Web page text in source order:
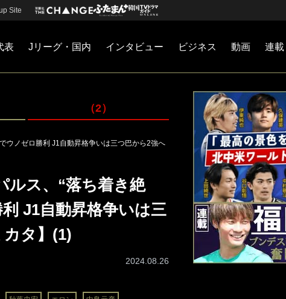
Site
表 Jリーグ・国内 インタビュー ビジネス 動画 連載
（2）
ウノゼロ勝利 J1自動昇格争いは三つ巴から2強へ
ルス、“落ち着き絶
J1自動昇格争いは三
タ】(1)
2024.08.26